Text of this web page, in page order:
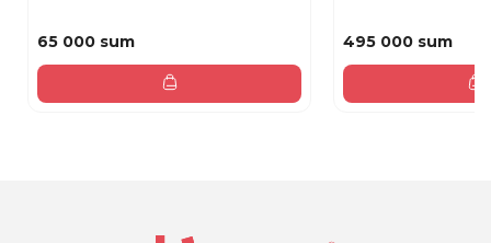
65 000 sum 495 000 sum